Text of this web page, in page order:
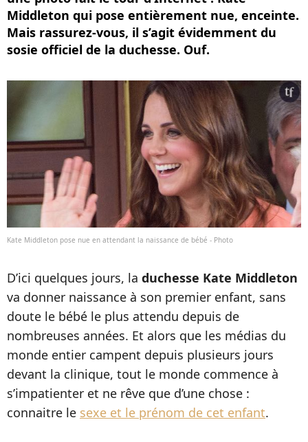
Middleton qui pose entièrement nue, enceinte.
Mais rassurez-vous, il s’agit évidemment du
sosie officiel de la duchesse. Ouf.
Kate Middleton pose nue en attendant la naissance de bébé - Photo
D’ici quelques jours, la duchesse Kate Middleton
va donner naissance à son premier enfant, sans
doute le bébé le plus attendu depuis de
nombreuses années. Et alors que les médias du
monde entier campent depuis plusieurs jours
devant la clinique, tout le monde commence à
s’impatienter et ne rêve que d’une chose :
connaitre le sexe et le prénom de cet enfant.